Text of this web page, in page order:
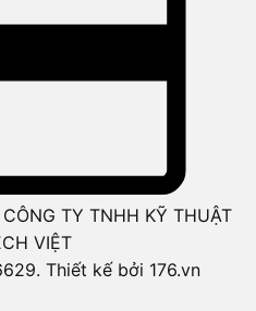
TY TNHH KỸ THUẬT
VIỆT
Thiết kế bởi 176.vn